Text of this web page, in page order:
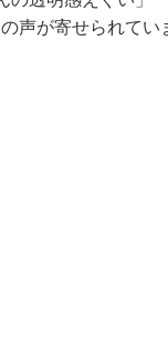
声が寄せられてい